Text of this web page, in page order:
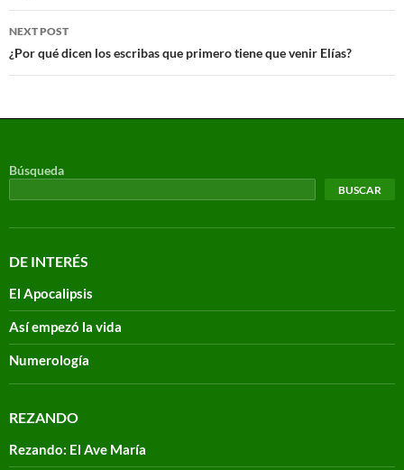
NEXT POST
¿Por qué dicen los escribas que primero tiene que venir Elías?
Búsqueda
BUSCAR
DE INTERÉS
El Apocalipsis
Así empezó la vida
Numerología
REZANDO
Rezando: El Ave María